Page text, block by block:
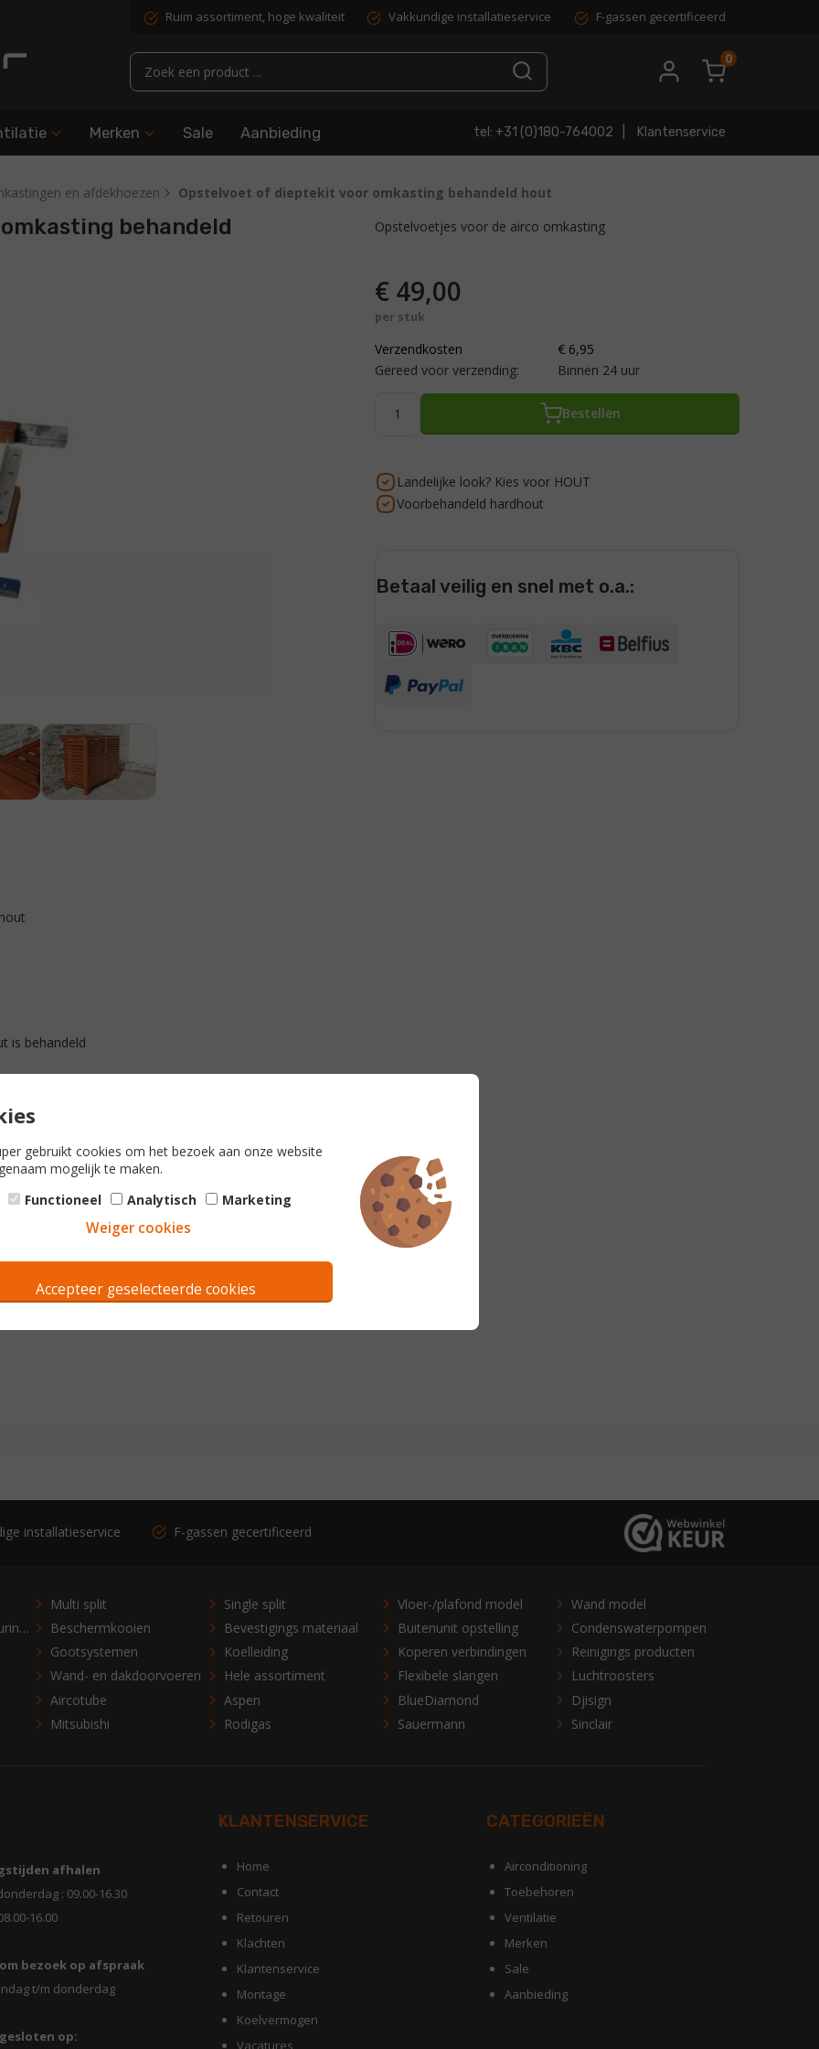
Ruim assortiment, hoge kwaliteit Vakkundige installatieservice F-gassen gecertificeerd
0
Merken Sale Aanbieding tel: +31 (0)180-764002 Klantenservice
en afdekhoezen
Opstelvoet of dieptekit voor omkasting behandeld hout
Opstelvoetjes voor de airco omkasting
€ 49,00
per stuk
Verzendkosten
€ 6,95
Gereed voor verzending:
Binnen 24 uur
Bestellen
Landelijke look? Kies voor HOUT
Voorbehandeld hardhout
Betaal veilig en snel met o.a.:
behandeld
is behandeld
zijn voorgeboord*, complete
boor nodig.
te bezichtigen in onze showroom.
installatieservice F-gassen gecertificeerd
Multi split Single split Vloer-/plafond model
Wand model
Bedieningen en besturingen Beschermkooien Bevestigings materiaal Buitenunit opstelling
Condenswaterpompen
Gootsystemen Koelleiding Koperen verbindingen
Reinigings producten
Wand- en dakdoorvoeren Hele assortiment Flexibele slangen
Luchtroosters
Aircotube Aspen BlueDiamond
Djisign
Mitsubishi Rodigas Sauermann Sinclair
afhalen
: 09.00-16.30
16.00
bezoek op afspraak
t/m donderdag
op:
KLANTENSERVICE
Home
Contact
Retouren
Klachten
Klantenservice
Montage
Koelvermogen
Vacatures
CATEGORIEËN
Airconditioning
Toebehoren
Ventilatie
Merken
Sale
Aanbieding
gebruikt cookies om het bezoek aan onze website
mogelijk te maken.
Functioneel
Analytisch Marketing
Accepteer geselecteerde cookies
Weiger cookies